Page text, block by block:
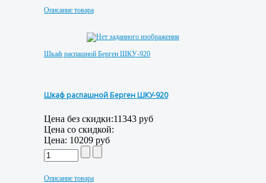
Описание товара
Шкаф распашной Берген ШКУ-920
Шкаф распашной Берген ШКУ-920
Цена без скидки:11343 руб
Цена со скидкой:
Цена: 10209 руб
Описание товара